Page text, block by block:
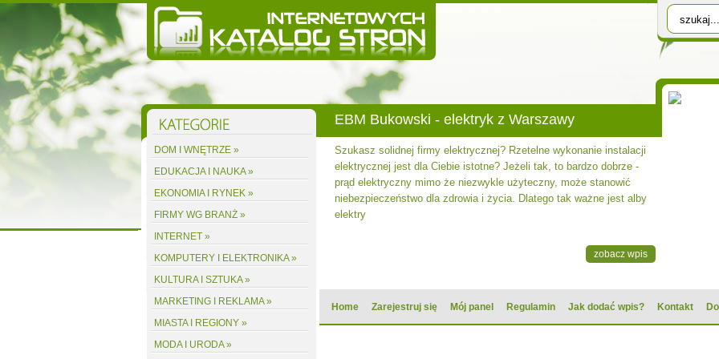
EBM Bukowski - elektryk z Warszawy
Szukasz solidnej firmy elektrycznej? Rzetelne wykonanie instalacji
elektrycznej jest dla Ciebie istotne? Jeżeli tak, to bardzo dobrze -
prąd elektryczny mimo że niezwykle użyteczny, może stanowić
niebezpieczeństwo dla zdrowia i życia. Dlatego tak ważne jest alby
elektry
zobacz wpis
Home Zarejestruj się Mój panel Regulamin Jak dodać wpis? Kontakt
DOM I WNĘTRZE »
EDUKACJA I NAUKA »
EKONOMIA I RYNEK »
FIRMY WG BRANŻ »
INTERNET »
KOMPUTERY I ELEKTRONIKA »
KULTURA I SZTUKA »
MARKETING I REKLAMA »
MIASTA I REGIONY »
MODA I URODA »